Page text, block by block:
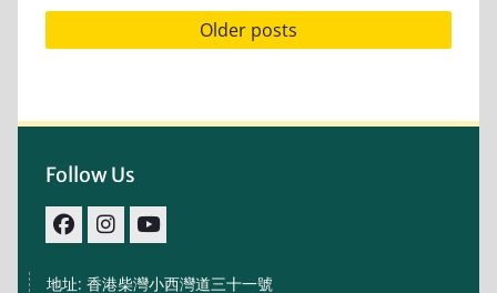
Posts
navigation
Older posts
Follow Us
地址: 香港柴灣小西灣道三十一號